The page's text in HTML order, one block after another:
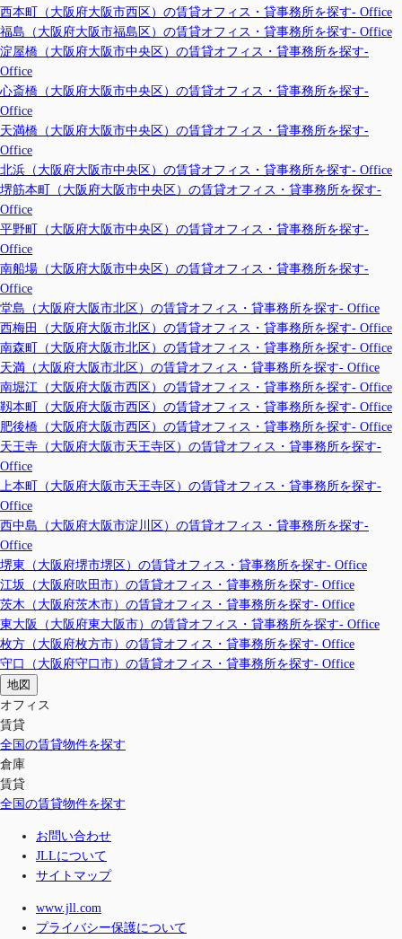
西本町（大阪府大阪市西区）の賃貸オフィス・貸事務所を探す- Office
福島（大阪府大阪市福島区）の賃貸オフィス・貸事務所を探す- Office
淀屋橋（大阪府大阪市中央区）の賃貸オフィス・貸事務所を探す-
Office
心斎橋（大阪府大阪市中央区）の賃貸オフィス・貸事務所を探す-
Office
天満橋（大阪府大阪市中央区）の賃貸オフィス・貸事務所を探す-
Office
北浜（大阪府大阪市中央区）の賃貸オフィス・貸事務所を探す- Office
堺筋本町（大阪府大阪市中央区）の賃貸オフィス・貸事務所を探す-
Office
平野町（大阪府大阪市中央区）の賃貸オフィス・貸事務所を探す-
Office
南船場（大阪府大阪市中央区）の賃貸オフィス・貸事務所を探す-
Office
堂島（大阪府大阪市北区）の賃貸オフィス・貸事務所を探す- Office
西梅田（大阪府大阪市北区）の賃貸オフィス・貸事務所を探す- Office
南森町（大阪府大阪市北区）の賃貸オフィス・貸事務所を探す- Office
天満（大阪府大阪市北区）の賃貸オフィス・貸事務所を探す- Office
南堀江（大阪府大阪市西区）の賃貸オフィス・貸事務所を探す- Office
靱本町（大阪府大阪市西区）の賃貸オフィス・貸事務所を探す- Office
肥後橋（大阪府大阪市西区）の賃貸オフィス・貸事務所を探す- Office
天王寺（大阪府大阪市天王寺区）の賃貸オフィス・貸事務所を探す-
Office
上本町（大阪府大阪市天王寺区）の賃貸オフィス・貸事務所を探す-
Office
西中島（大阪府大阪市淀川区）の賃貸オフィス・貸事務所を探す-
Office
堺東（大阪府堺市堺区）の賃貸オフィス・貸事務所を探す- Office
江坂（大阪府吹田市）の賃貸オフィス・貸事務所を探す- Office
茨木（大阪府茨木市）の賃貸オフィス・貸事務所を探す- Office
東大阪（大阪府東大阪市）の賃貸オフィス・貸事務所を探す- Office
枚方（大阪府枚方市）の賃貸オフィス・貸事務所を探す- Office
守口（大阪府守口市）の賃貸オフィス・貸事務所を探す- Office
地図
オフィス
賃貸
全国の賃貸物件を探す
倉庫
賃貸
全国の賃貸物件を探す
お問い合わせ
JLLについて
サイトマップ
www.jll.com
プライバシー保護について